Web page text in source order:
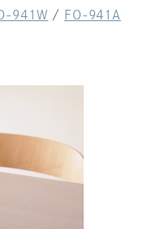
941W / FO-941A